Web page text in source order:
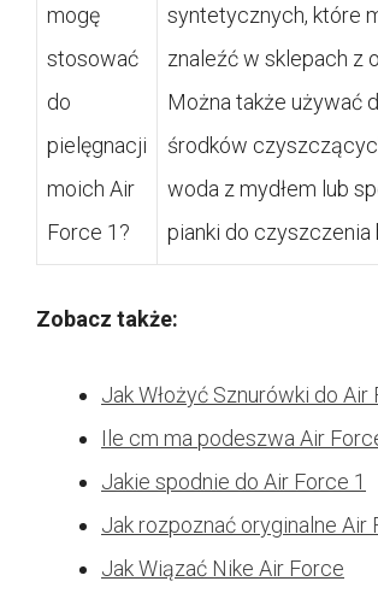
mogę
stosować
do
pielęgnacji
moich Air
Force 1?
syntetycznych, które
znaleźć w sklepach z
Można także używać
środków
woda z mydłem lub
pianki do czyszczenia
Zobacz także:
Jak Włożyć Sznurówki do Air
Ile cm ma podeszwa Air
Jakie spodnie do Air Force 1
Jak rozpoznać oryginalne Air
Jak Wiązać Nike Air Force